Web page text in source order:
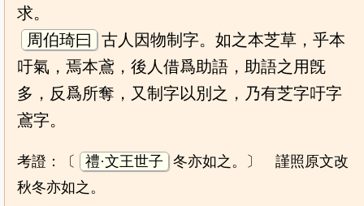
求。
周伯琦曰
古人因物制字。如之本芝草，乎本
吁氣，焉本鳶，後人借爲助語，助語之用旣
多，反爲所奪，又制字以別之，乃有芝字吁字
鳶字。
考證：〔 禮·文王世子
冬亦如之。〕 謹照原文改
秋冬亦如之。